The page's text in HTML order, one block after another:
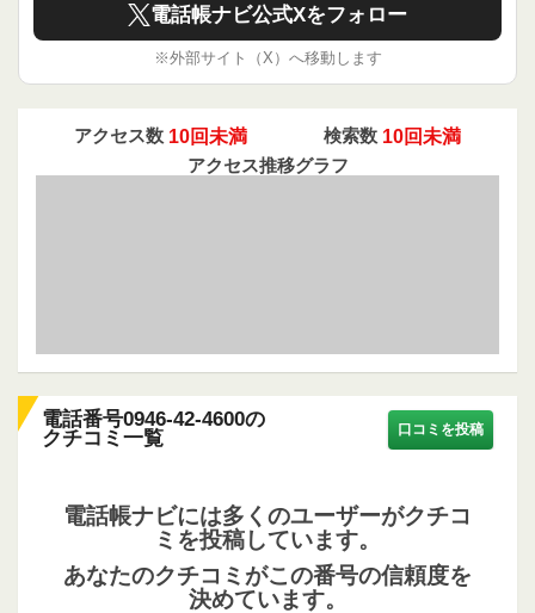
電話帳ナビ公式Xをフォロー
※外部サイト（X）へ移動します
アクセス数 10回未満 検索数 10回未満
アクセス推移グラフ
電話番号0946-42-4600の
クチコミ一覧
口コミを投稿
電話帳ナビには多くのユーザーがクチコ
ミを投稿しています。
あなたのクチコミがこの番号の信頼度を
決めています。